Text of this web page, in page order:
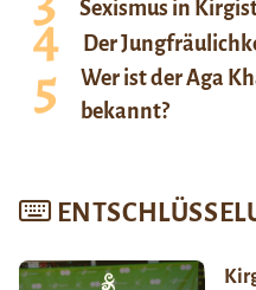
Sexismus in
Der
Wer ist der Aga
bekannt?